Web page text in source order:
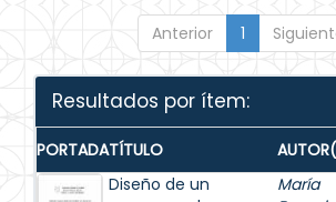
Anterior 1
Resultados por ítem:
PORTADATÍTULO
Diseño de un
María